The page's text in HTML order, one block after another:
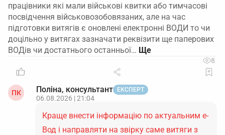
працівники які мали військові квитки або тимчасові
посвідчення військовозобовязаних, але на час
підготовки витягів є оновлені електронні ВОДИ то чи
доцільно у витягах зазначати реквізити ще паперових
ВОДів чи достатнього останньої…
8
ПК Поліна, консультант ЕКСПЕРТ
06.08.2026 | 21:04
Краще внести інформацію по актуальним е-
Вод і направляти на звірку саме витяги з